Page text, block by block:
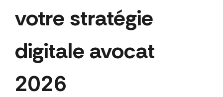
votre stratégie
digitale avocat
2026